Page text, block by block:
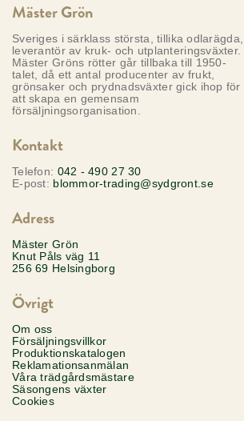
Mäster Grön
Sveriges i särklass största, tillika odlarägda,
leverantör av kruk- och utplanteringsväxter.
Mäster Gröns rötter går tillbaka till 1950-
talet, då ett antal producenter av frukt,
grönsaker och prydnadsväxter gick ihop för
att skapa en gemensam
försäljningsorganisation.
Kontakt
Telefon: 042 - 490 27 30
E-post: blommor-trading@sydgront.se
Adress
Mäster Grön
Knut Påls väg 11
256 69 Helsingborg
Övrigt
Om oss
Försäljningsvillkor
Produktionskatalogen
Reklamationsanmälan
Våra trädgårdsmästare
Säsongens växter
Cookies